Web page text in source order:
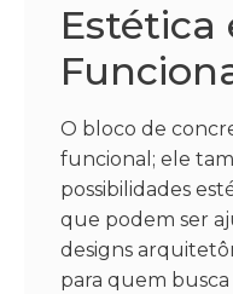
Estética
O bloco de
funcional; ele
possibilidades
que podem ser
designs
para quem